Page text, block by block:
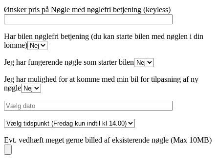
Ønsker pris på Nøgle med nøglefri betjening (keyless)
Har bilen nøglefri betjening (du kan starte bilen med nøglen i din
lomme)
Jeg har fungerende nøgle som starter bilen
Jeg har mulighed for at komme med min bil for tilpasning af ny
nøgle
Evt. vedhæft meget gerne billed af eksisterende nøgle (Max 10MB)